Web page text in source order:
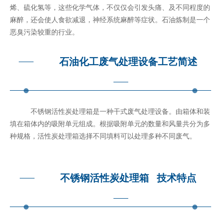
烯、硫化氢等，这些化学气体，不仅仅会引发头痛、及不同程度的
麻醉，还会使人食欲减退，神经系统麻醉等症状。石油炼制是一个
恶臭污染较重的行业。
石油化工废气处理设备工艺简述
不锈钢活性炭处理箱是一种干式废气处理设备。由箱体和装
填在箱体内的吸附单元组成。根据吸附单元的数量和风量共分为多
种规格，活性炭处理箱选择不同填料可以处理多种不同废气。
不锈钢活性炭处理箱 技术特点